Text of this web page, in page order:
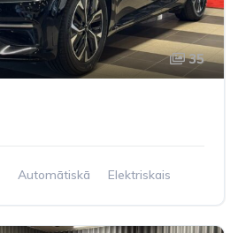
35
Automātiskā
Elektriskais